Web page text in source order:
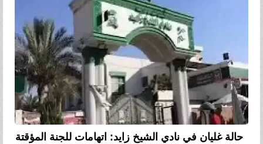
حالة غليان في نادي الشيخ زايد: اتهامات للجنة المؤقتة